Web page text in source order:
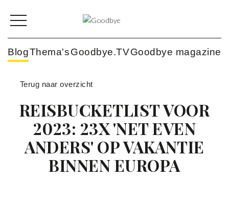
BlogThema'sGoodbye.TVGoodbye magazine
REISREPORTAGES
New York, de iconen
voorbij
4 dagen in Hong Kong
Magie in Miami
Terug naar overzicht
REISBUCKETLIST VOOR
2023: 23X 'NET EVEN
ANDERS' OP VAKANTIE
BINNEN EUROPA